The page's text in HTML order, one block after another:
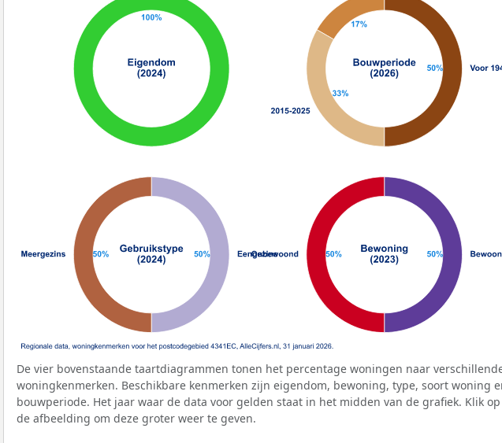
De vier bovenstaande taartdiagrammen tonen het percentage woningen naar
woningkenmerken. Beschikbare kenmerken zijn eigendom, bewoning, type, soort woning
bouwperiode. Het jaar waar de data voor gelden staat in het midden van de grafiek. Klik op
de afbeelding om deze groter weer te geven.